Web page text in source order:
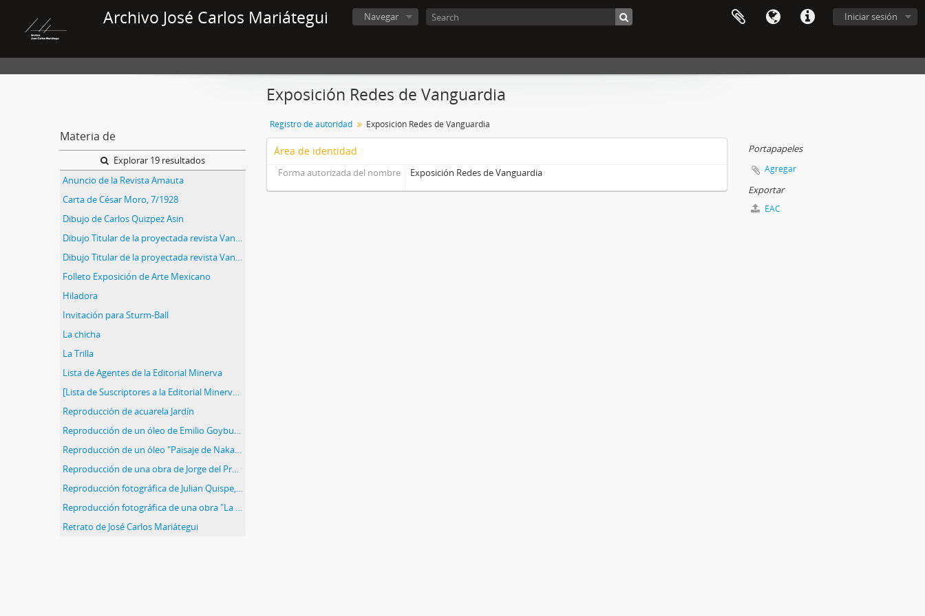
Archivo José Carlos Mariátegui Iniciar sesión
Navegar
Materia de
Explorar 19 resultados
Anuncio de la Revista Amauta
Carta de César Moro, 7/1928
Dibujo de Carlos Quizpez Asin
Dibujo Titular de la proyectada revista Vanguardia
Dibujo Titular de la proyectada revista Vanguardia (II)
Folleto Exposición de Arte Mexicano
Hiladora
Invitación para Sturm-Ball
La chicha
La Trilla
Lista de Agentes de la Editorial Minerva
[Lista de Suscriptores a la Editorial Minerva en Provincias]
Reproducción de acuarela Jardín
Reproducción de un óleo de Emilio Goyburu "Bañista"
Reproducción de un óleo "Paisaje de Nakano"
Reproducción de una obra de Jorge del Prado "Yunta"
Reproducción fotográfica de Julian Quispe, obrero de la mina San Francisco
Reproducción fotográfica de una obra "La Selva del Perú" de Carmen Saco
Retrato de José Carlos Mariátegui
Exposición Redes de Vanguardia
Registro de autoridad Exposición Redes de Vanguardia
Área de identidad
Forma autorizada del nombre Exposición Redes de Vanguardia
Portapapeles
Agregar
Exportar
EAC